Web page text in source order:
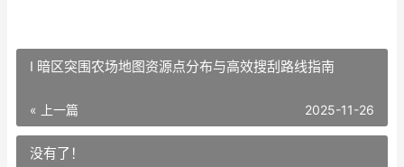
I 暗区突围农场地图资源点分布与高效搜刮路线指南
« 上一篇 2025-11-26
没有了！